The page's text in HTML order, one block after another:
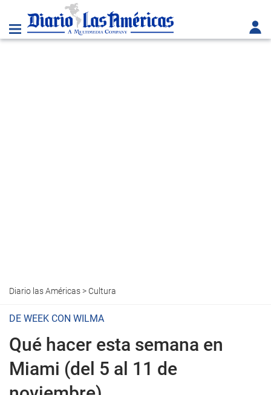
Diario las Américas> Cultura
DE WEEK CON WILMA
Qué hacer esta semana en
Miami (del 5 al 11 de